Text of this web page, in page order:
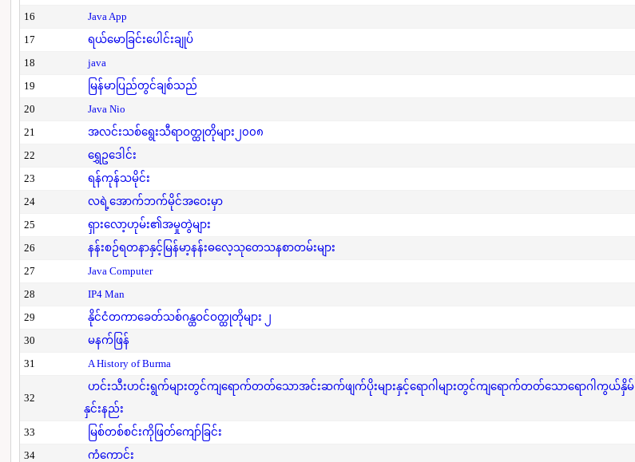
16
Java App
17
ရယ်မောခြင်းပေါင်းချုပ်
18
java
19
မြန်မာပြည်တွင်ချစ်သည်
20
Java Nio
21
အလင်းသစ်ရွေးသီရာဝတ္ထုတိုများ၂၀၀၈
22
ရွှေဥဒေါင်း
23
ရန်ကုန်သမိုင်း
24
လရဲ့အောက်ဘက်မိုင်အဝေးမှာ
25
ရှားလော့ဟုမ်း၏အမှုတွဲများ
26
နန်းစဉ်ရတနာနှင့်မြန်မာ့နန်းဓလေ့သုတေသနစာတမ်းများ
27
Java Computer
28
IP4 Man
29
နိုင်ငံတကာခေတ်သစ်ဂန္ထဝင်ဝတ္ထုတိုများ ၂
30
မနက်ဖြန်
31
A History of Burma
32
ဟင်းသီးဟင်းရွက်များတွင်ကျရောက်တတ်သောအင်းဆက်ဖျက်ပိုးများနှင့်ရောဂါများတွင်ကျရောက်တတ်သောရောဂါကွယ်နှိမ်
နှင်းနည်း
33 မြစ်တစ်စင်းကိုဖြတ်ကျော်ခြင်း
34
ကံကောင်း